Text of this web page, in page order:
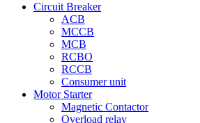
Circuit Breaker
ACB
MCCB
MCB
RCBO
RCCB
Consumer unit
Motor Starter
Magnetic Contactor
Overload relay